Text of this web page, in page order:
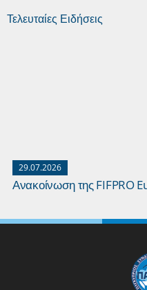
Τελευταίες Ειδήσεις
29.07.2026
Ανακοίνωση της FIFPRO